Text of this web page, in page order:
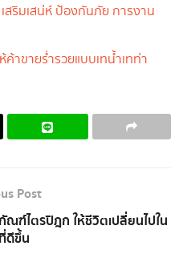
ริมเสน่ห์ ป้องกันภัย การงาน
าขายร่ำรวยแบบเทน้ำเทท่า
Post
ฑ์ไตรปิฎก ให้ชีวิตเปลี่ยนไปใน
ดีขึ้น